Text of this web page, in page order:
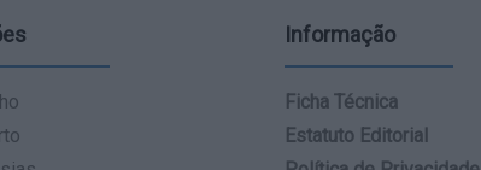
Informação
Ficha Técnica
Estatuto Editorial